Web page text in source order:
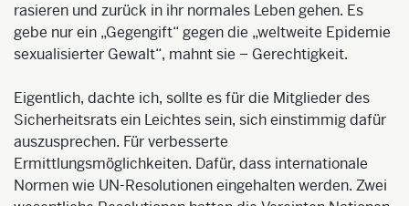
rasieren und zurück in ihr normales Leben gehen. Es
gebe nur ein „Gegengift“ gegen die „weltweite Epidemie
sexualisierter Gewalt“, mahnt sie – Gerechtigkeit.
Eigentlich, dachte ich, sollte es für die Mitglieder des
Sicherheitsrats ein Leichtes sein, sich einstimmig dafür
auszusprechen. Für verbesserte
Ermittlungsmöglichkeiten. Dafür, dass internationale
Normen wie UN-Resolutionen eingehalten werden. Zwei